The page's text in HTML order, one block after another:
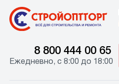
8 800 444 00 65
Ежедневно, с 8:00 до 18:00